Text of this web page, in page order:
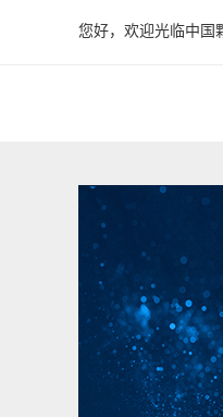
您好，欢迎光临中国